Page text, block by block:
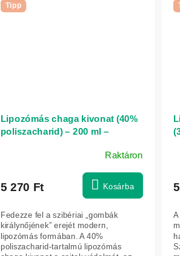
Tipp
Lipozómás chaga kivonat (40%
poliszacharid) – 200 ml –
Raktáron
5 270 Ft Kosárba
Fedezze fel a szibériai „gombák
királynőjének” erejét modern,
lipozómás formában. A 40%
poliszacharid-tartalmú lipozómás